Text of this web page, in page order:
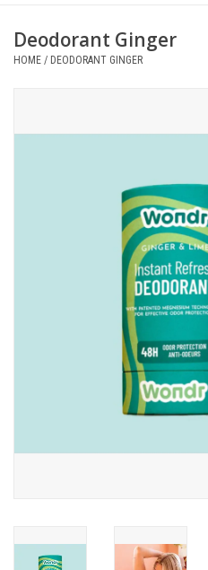
Wenskaarten
Deodorant Ginger
HOME / DEODORANT GINGER